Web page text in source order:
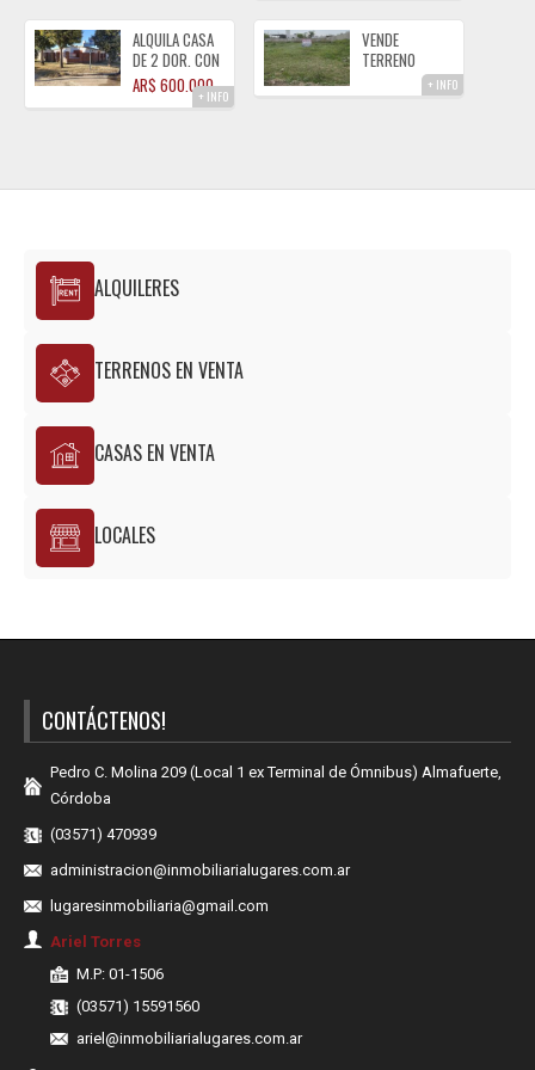
ALMAFUERTE
ALMAFUERTE
ALQUILA CASA
DE 2 DOR. CON
GAS NATURAL
ALMAFUERTE
AR$ 600.000+ INFO
VENDE
TERRENO
SOBRE CALLE
CORDOBA
+ INFO
ALQUILERES
TERRENOS EN VENTA
CASAS EN VENTA
LOCALES
CONTÁCTENOS!
Pedro C. Molina 209 (Local 1 ex Terminal de Ómnibus) Almafuerte,
Córdoba
(03571) 470939
administracion@inmobiliarialugares.com.ar
lugaresinmobiliaria@gmail.com
Ariel Torres
M.P: 01-1506
(03571) 15591560
ariel@inmobiliarialugares.com.ar